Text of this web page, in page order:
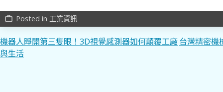
work_outline Posted in 工業資訊
文
章
機器人睜開第三隻眼！3D視覺感測器如何顛覆工廠
與生活
台灣精密機